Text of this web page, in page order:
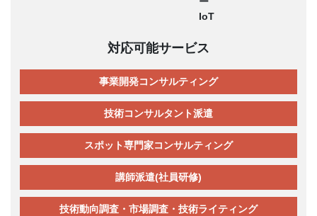
IoT
対応可能サービス
事業開発コンサルティング
技術コンサルタント派遣
スポット専門家コンサルティング
講師派遣(社員研修)
技術動向調査・市場調査・技術ライティング